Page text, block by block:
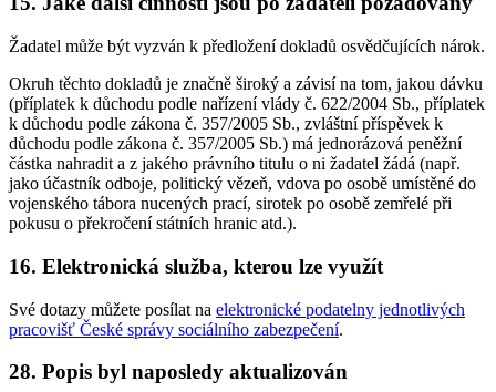
Žadatel může být vyzván k předložení dokladů osvědčujících nárok.
Okruh těchto dokladů je značně široký a závisí na tom, jakou dávku
(příplatek k důchodu podle nařízení vlády č. 622/2004 Sb., příplatek
k důchodu podle zákona č. 357/2005 Sb., zvláštní příspěvek k
důchodu podle zákona č. 357/2005 Sb.) má jednorázová peněžní
částka nahradit a z jakého právního titulu o ni žadatel žádá (např.
jako účastník odboje, politický vězeň, vdova po osobě umístěné do
vojenského tábora nucených prací, sirotek po osobě zemřelé při
pokusu o překročení státních hranic atd.).
16. Elektronická služba, kterou lze využít
Své dotazy můžete posílat na elektronické podatelny jednotlivých
pracovišť České správy sociálního zabezpečení.
28. Popis byl naposledy aktualizován